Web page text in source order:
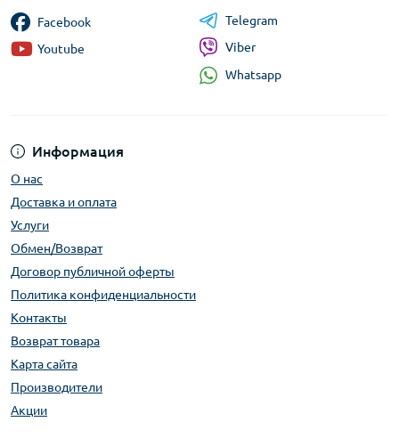
Информация
О нас
Доставка и оплата
Услуги
Обмен/Возврат
Договор публичной оферты
Политика конфиденциальности
Контакты
Возврат товара
Карта сайта
Производители
Акции
Facebook
Youtube
Telegram
Viber
Whatsapp